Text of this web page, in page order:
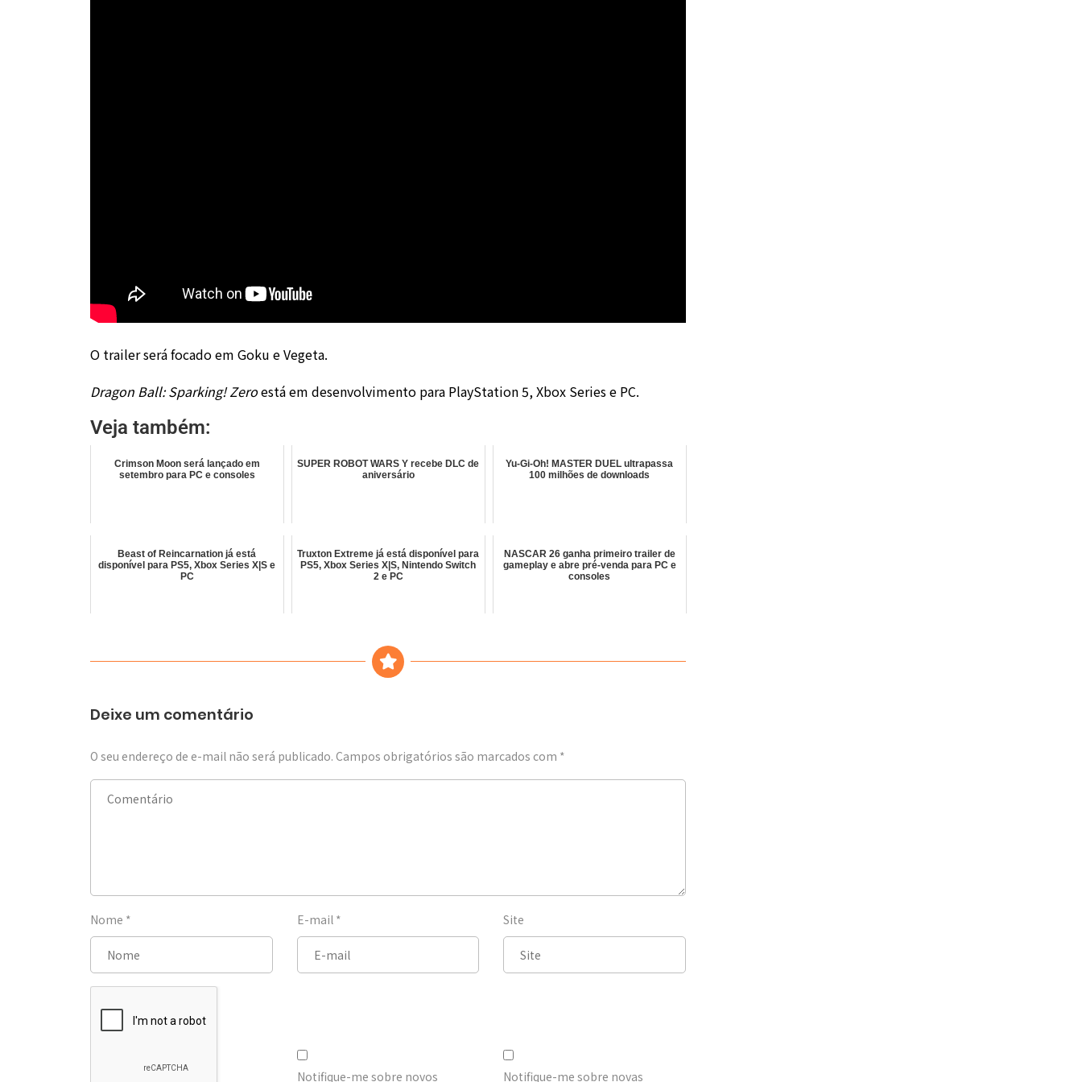
O trailer será focado em Goku e Vegeta.
Dragon Ball: Sparking! Zeroestá em desenvolvimento para PlayStation 5, Xbox Series e PC.
Veja também:
Crimson Moon será lançado em
setembro para PC e consoles
SUPER ROBOT WARS Y recebe DLC de
aniversário
Yu-Gi-Oh! MASTER DUEL ultrapassa
100 milhões de downloads
Beast of Reincarnation já está
disponível para PS5, Xbox Series X|S e
PC
Truxton Extreme já está disponível para
PS5, Xbox Series X|S, Nintendo Switch
2 e PC
NASCAR 26 ganha primeiro trailer de
gameplay e abre pré-venda para PC e
consoles
Deixe um comentário
O seu endereço de e-mail não será publicado. Campos obrigatórios são marcados com *
Nome * E-mail * Site
Notifique-me sobre novos Notifique-me sobre novas